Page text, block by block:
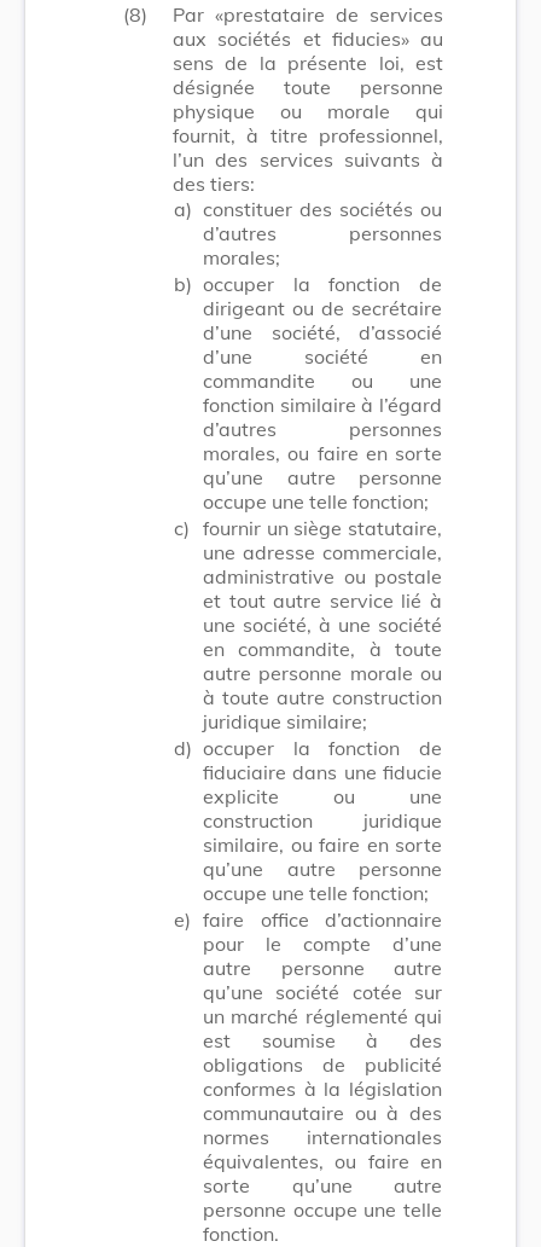
(8)
Par «prestataire de services
aux sociétés et fiducies» au
sens de la présente loi, est
désignée toute personne
physique ou morale qui
fournit, à titre professionnel,
l’un des services suivants à
des tiers:
a) constituer des sociétés ou
d’autres personnes
morales;
b) occuper la fonction de
dirigeant ou de secrétaire
d’une société, d’associé
d’une société en
commandite ou une
fonction similaire à l’égard
d’autres personnes
morales, ou faire en sorte
qu’une autre personne
occupe une telle fonction;
c) fournir un siège statutaire,
une adresse commerciale,
administrative ou postale
et tout autre service lié à
une société, à une société
en commandite, à toute
autre personne morale ou
à toute autre construction
juridique similaire;
d) occuper la fonction de
fiduciaire dans une fiducie
explicite ou une
construction juridique
similaire, ou faire en sorte
qu’une autre personne
occupe une telle fonction;
e) faire office d’actionnaire
pour le compte d’une
autre personne autre
qu’une société cotée sur
un marché réglementé qui
est soumise à des
obligations de publicité
conformes à la législation
communautaire ou à des
normes internationales
équivalentes, ou faire en
sorte qu’une autre
personne occupe une telle
fonction.